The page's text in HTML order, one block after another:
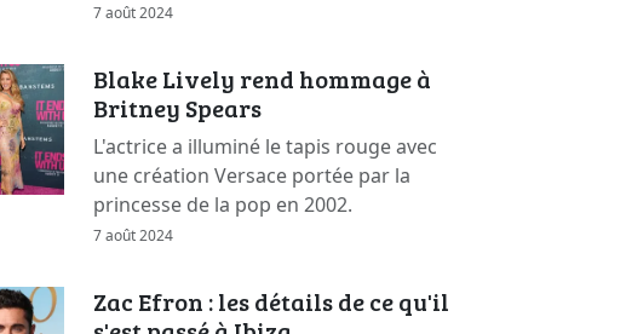
7 août 2024
Blake Lively rend hommage à
Britney Spears
L'actrice a illuminé le tapis rouge avec
une création Versace portée par la
princesse de la pop en 2002.
7 août 2024
Zac Efron : les détails de ce qu'il